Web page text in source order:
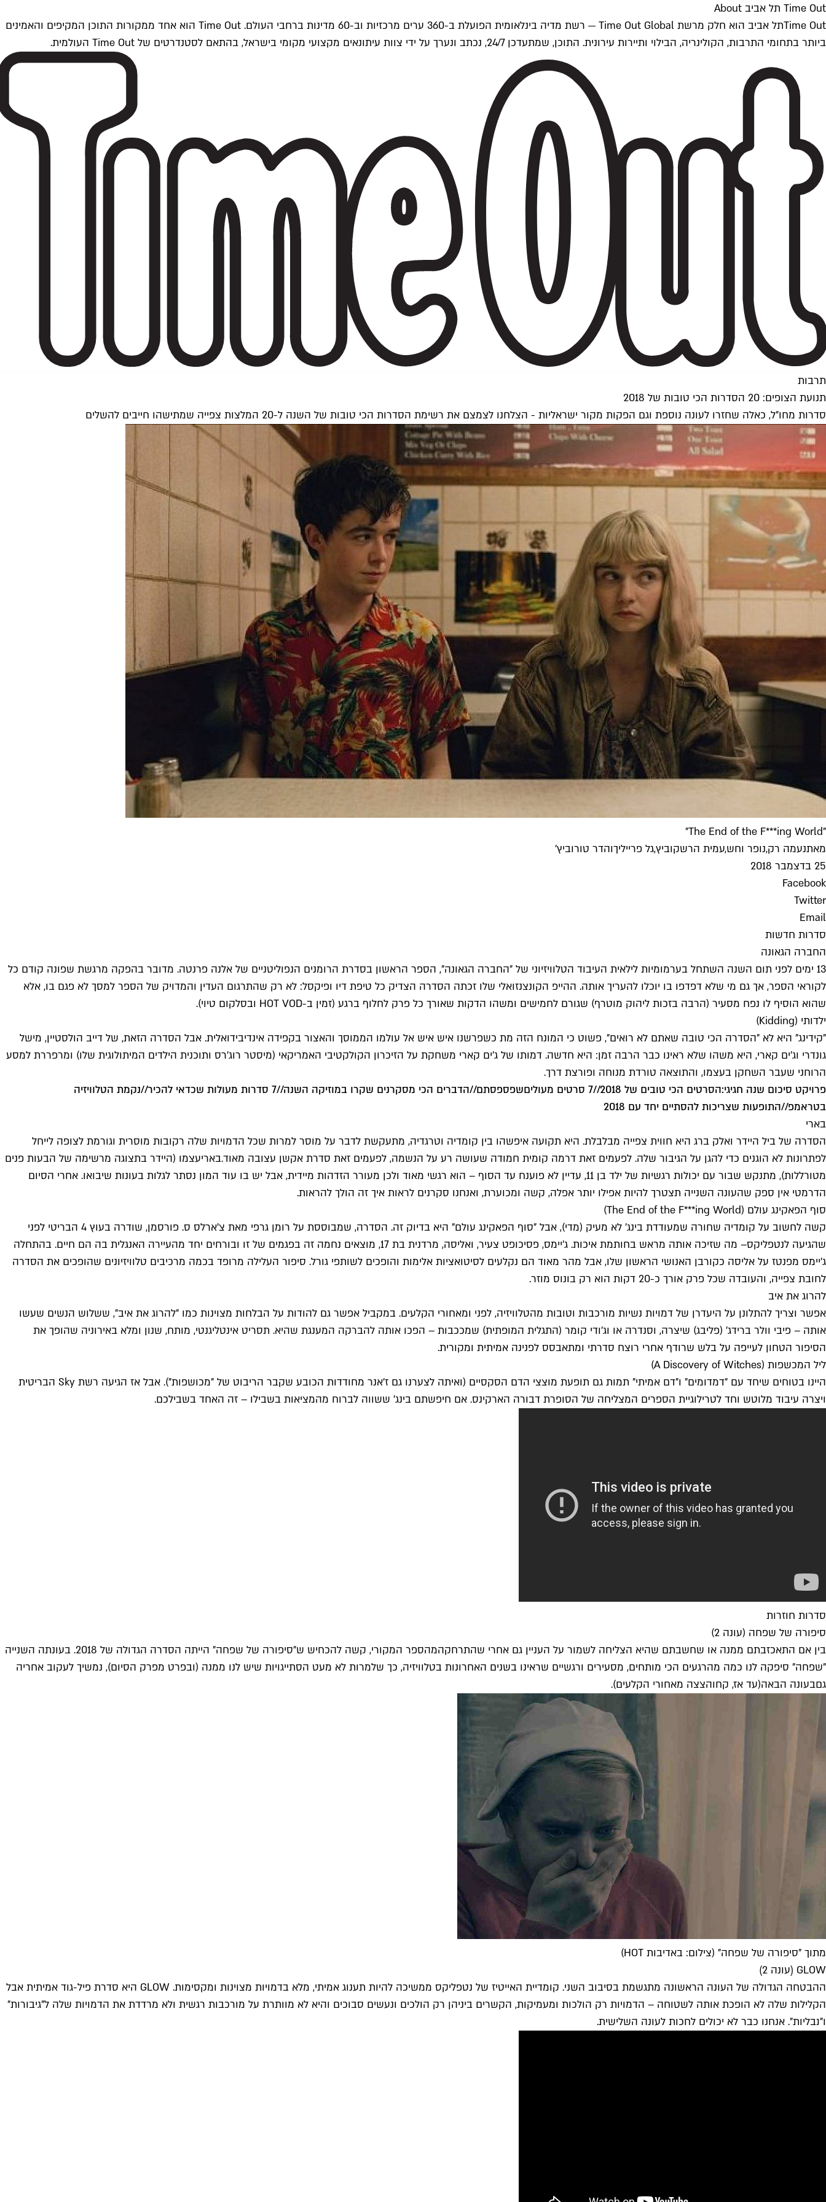
Time Out תל אביב About
Time Outתל אביב הוא חלק מרשת Time Out Global — רשת מדיה בינלאומית הפועלת ב-360 ערים מרכזיות וב-60 מדינות ברחבי העולם. Time Out הוא אחד ממקורות התוכן המקיפים והאמינים
ביותר בתחומי התרבות, הקולינריה, הבילוי ותיירות עירונית. התוכן, שמתעדכן 24/7, נכתב ונערך על ידי צוות עיתונאים מקצועי מקומי בישראל, בהתאם לסטנדרטים של Time Out העולמית.
תרבות
תנועת הצופים: 20 הסדרות הכי טובות של 2018
סדרות מחו"ל, כאלה שחזרו לעונה נוספת וגם הפקות מקור ישראליות - הצלחנו לצמצם את רשימת הסדרות הכי טובות של השנה ל-20 המלצות צפייה שמתישהו חייבים להשלים
"The End of the F***ing World"
מאתנעמה רק,נופר וחש,עמית הרשקוביץ,גל פרייליךוהדר טורוביץ'
25 בדצמבר 2018
Facebook
Twitter
Email
סדרות חדשות
החברה הגאונה
13 ימים לפני תום השנה השתחל בערמומיות לילאית העיבוד הטלוויזיוני של "
החברה הגאונה", הספר הראשון בסדרת הרומנים הנפוליטניים של אלנה פרנטה. מדובר בהפקה מרגשת שפונה קודם כל
לקוראי הספר, אך גם מי שלא דפדפו בו יוכלו להעריך אותה. ההייפ הקונצנזואלי שלו זכתה הסדרה הצדיק כל טיפת דיו ופיקסל: לא רק שהתרגום העדין והמדויק של הספר למסך לא פגם בו, אלא
שהוא הוסיף לו נפח מסעיר (הרבה בזכות ליהוק מוטרף) שגורם לחמישים ומשהו הדקות שאורך כל פרק לחלוף ברגע (זמין ב-HOT VOD ובסלקום טיוי).
ילדותי (Kidding)
"קידינג" היא לא "הסדרה הכי טובה שאתם לא רואים", פשוט כי המונח הזה מת כשפרשנו איש איש אל עולמו הממוסך והאצור בקפידה אינדיבידואלית. אבל הסדרה הזאת, של דייב הולסטיין, מישל
גונדרי וג'ים קארי, היא משהו שלא ראינו כבר הרבה זמן: היא חדשה. דמותו של ג'ים קארי משחקת על הזיכרון הקולקטיבי האמריקאי (מיסטר רוג'רס ותוכנית הילדים המיתולוגית שלו) ומרפררת למסע
הרוחני שעבר השחקן בעצמו, והתוצאה טורדת מנוחה ופורצת דרך.
פרויקט סיכום שנה חגיגי:הסרטים הכי טובים של 2018 //7 סרטים מעולים שפספסתם//הדברים הכי מסקרנים שקרו במוזיקה השנה//7 סדרות מעולות שכ דאי להכיר//נקמת הטלוויזיה
בטראמפ//התופעות שצריכות להסתיים יחד עם 2018
בארי
הסדרה של ביל היידר ואלק ברג היא חווית צפייה מבלבלת. היא תקועה איפשהו בין קומדיה וטרגדיה, מתעקשת לדבר על מוסר למרות שכל הדמויות שלה רקובות מוסרית וגורמת לצופה לייחל
לפתרונות לא הוגנים כדי להגן על הגיבור שלה. לפעמים זאת דרמה קומית חמודה שעושה רע על הנשמה, לפעמים זאת סדרת אקשן עצובה מאוד.באריעצמו (היידר בתצוגה מרשימה של הבעות פנים
מטורללות), מתנקש שבור עם יכולות רגשיות של ילד בן 11, עדיין לא פוענח עד הסוף – הוא רגשי מאוד ולכן מעורר הזדהות מיידית, אבל יש בו עוד המון נסתר לגלות בעונות שיבואו. אחרי הסיום
הדרמטי אין ספק שהעונה השנייה תצטרך להיות אפילו יותר אפלה, קשה ומכוערת, ואנחנו סקרנים לראות איך זה הולך להראות.
סוף הפאקינג עולם (The End of the F***ing World)
קשה לחשוב על קומדיה שחורה שמעודדת בינג' לא מעיק (מדי), אבל "סוף הפאקינג עולם
" היא בדיוק זה. הסדרה, שמבוססת על רומן גרפי מאת צ'ארלס ס. פורסמן, שודרה בעוץ 4 הבריטי לפני
שהגיעה לנטפליקס
– מה שזיכה אותה מראש בחותמת איכות. ג'יימס, פסיכופט צעיר, ואליסה, מרדנית בת 17, מוצאים נחמה זה בפגמים של זו ובורחים יחד מהעיירה האנגלית בה הם חיים. בהתחלה
ג'יימס מפנטז על אליסה כקורבן האנושי הראשון שלו, אבל מהר מאוד הם נקלעים לסיטואציות אלימות והופכים לשותפי גורל. סיפור העלילה מרופד בכמה מרכיבים טלוויזיונים שהופכים את הסדרה
לחובת צפייה, והעובדה שכל פרק אורך כ-20 דקות הוא רק בונוס מוזר.
להרוג את איב
אפשר וצריך להתלונן על היעדרן של דמויות נשיות מורכבות וטובות מהטלוויזיה, לפני ומאחורי הקלעים. במקביל אפשר גם להודות על הבלחות מצוינות כמו "להרוג את איב", ששלוש הנשים שעשו
אותה – פיבי וולר ברידג' (פליבג) שיצרה, וסנדרה או וג'ודי קומר (התגלית המופתית) שמככבות – הפכו אותה להברקה המענגת שהיא. תסריט אינטליגנטי, מותח, שנון ומלא באירוניה שהופך את
הסיפור הטחון לעייפה על בלש שרודף אחרי רוצח סדרתי ומתאבסס לפנינה אמיתית ומקורית.
ליל המכשפות (A Discovery of Witches)
היינו בטוחים שיחד עם "דמדומים" ו"דם אמיתי" תמות גם תופעת מוצצי הדם הסקסיים (ואיתה לצערנו גם ז'אנר מחודדות הכובע שקבר הריבוט של "מכושפות"). אבל אז הגיעה רשת Sky הבריטית
ויצרה עיבוד מלוטש וחד לטרילוגיית הספרים המצליחה של הסופרת דבורה הארקינס. אם חיפשתם בינג' ששווה לברוח מהמציאות בשבילו – זה האחד בשבילכם.
סדרות חוזרות
סיפורה של שפחה (עונה 2)
בין אם התאכזבתם ממנה או שחשבתם שהיא הצליחה לשמור על העניין גם אחרי שהתרחקהמהספר המקורי, קשה להכחיש ש"סיפורה של שפחה
" הייתה הסדרה הגדולה של 2018. בעונתה השנייה
"שפחה" סיפקה לנו כמה מהרגעים הכי מותחים, מסעירים ורגשיים שראינו בשנים האחרונות בטלוויזיה, כך שלמרות לא מעט הסתייגויות שיש לנו ממנה (ובפרט מפרק הסיום), נמשיך לעקוב אחריה
גםבעונה הבאה(עד אז, קחוהצצה מאחורי הקלעים).
מתוך "סיפורה של שפחה" (צילום: באדיבות HOT)
GLOW (עונה 2)
ההבטחה הגדולה של העונה הראשונה מתגשמת בסיבוב השני. קומדיית האייטיז של נטפליקס ממשיכה להיות תענוג אמיתי, מלא בדמויות מצוינות ומקסימות. GLOW היא סדרת פיל-גוד אמיתית אבל
הקלילות שלה לא הופכת אותה לשטוחה – הדמויות רק הולכות ומעמיקות, הקשרים ביניהן רק הולכים ונעשים סבוכים והיא לא מוותרת על מורכבות רגשית ולא מרדדת את הדמויות שלה ל"גיבורות"
ו"נבליות". אנחנו כבר לא יכולים לחכות לעונה השלישית.